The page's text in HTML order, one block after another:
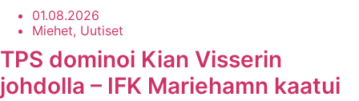
01.08.2026
Miehet, Uutiset
TPS dominoi Kian Visserin
johdolla – IFK Mariehamn kaatui